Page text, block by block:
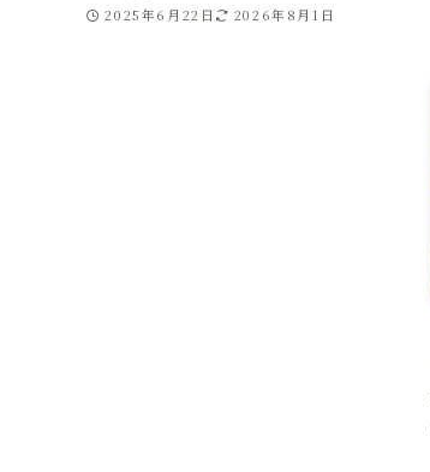
2025年6月22日 2026年8月1日